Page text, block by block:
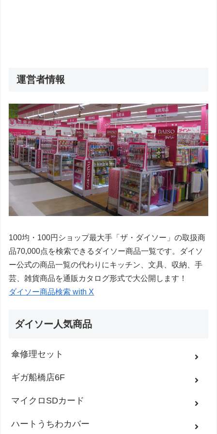
運営者情報
100均・100円ショップ最大手「ザ・ダイソー」の取扱商
品70,000点を検索できるダイソー商品一覧です。ダイソ
ー公式の商品一覧の代わりにキッチン、文具、収納、手
芸、雑貨商品を通販カタログ形式で大公開します！
ダイソー商品検索 with X
ダイソー人気商品
傘修理セット
ギガ船橋店6F
マイクロSDカード
ハートうちわカバー